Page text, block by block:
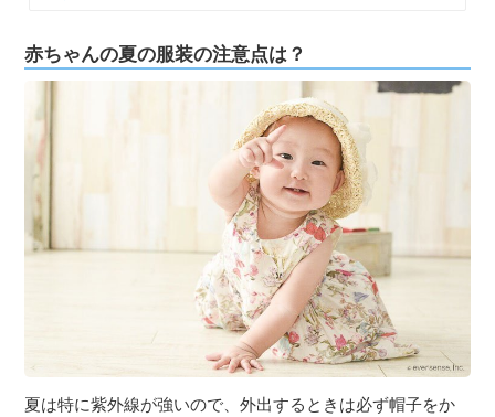
赤ちゃんの夏の服装の注意点は？
夏は特に紫外線が強いので、外出するときは必ず帽子をか